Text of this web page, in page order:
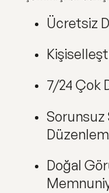
Ücretsiz
7/24 Çok
Sorunsuz
Doğal